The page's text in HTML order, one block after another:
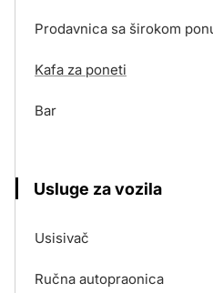
Prodavnica sa širokom
Kafa za poneti
Bar
Usluge za vozila
Usisivač
Ručna autopraonica